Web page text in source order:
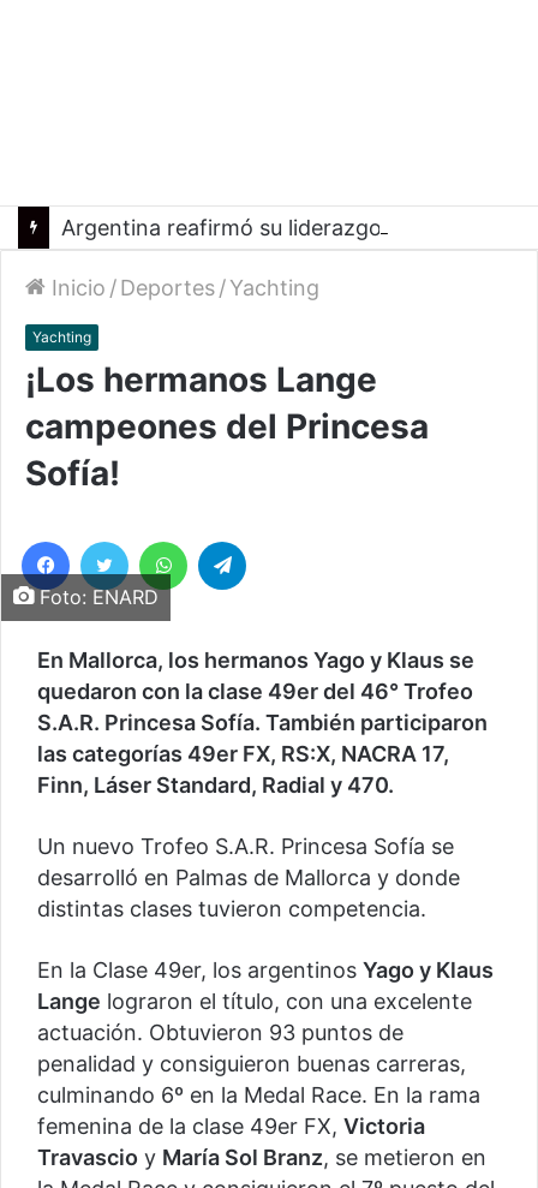
Inicio /Deportes/Yachting
Yachting
¡Los hermanos Lange
campeones del Princesa
Sofía!
Foto: ENARD
En Mallorca, los hermanos Yago y Klaus se
quedaron con la clase 49er del 46° Trofeo
S.A.R. Princesa Sofía. También participaron
las categorías 49er FX, RS:X, NACRA 17,
Finn, Láser Standard, Radial y 470.
Un nuevo Trofeo S.A.R. Princesa Sofía se
desarrolló en Palmas de Mallorca y donde
distintas clases tuvieron competencia.
En la Clase 49er, los argentinos Yago y Klaus
Lange lograron el título, con una excelente
actuación. Obtuvieron 93 puntos de
penalidad y consiguieron buenas carreras,
culminando 6º en la Medal Race. En la rama
femenina de la clase 49er FX, Victoria
Travascio y María Sol Branz, se metieron en